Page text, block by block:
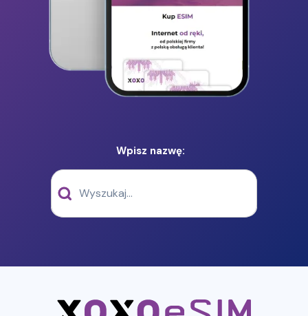
Wpisz nazwę: